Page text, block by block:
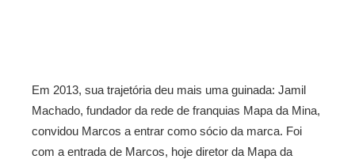
Em 2013, sua trajetória deu mais uma guinada: Jamil
Machado, fundador da rede de franquias Mapa da Mina,
convidou Marcos a entrar como sócio da marca. Foi
com a entrada de Marcos, hoje diretor da Mapa da